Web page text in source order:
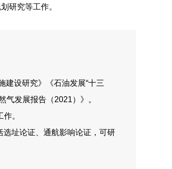
研究等工作。
建设研究》《石油发展“十三
气发展报告（2021）》。
。
址论证、通航影响论证，可研